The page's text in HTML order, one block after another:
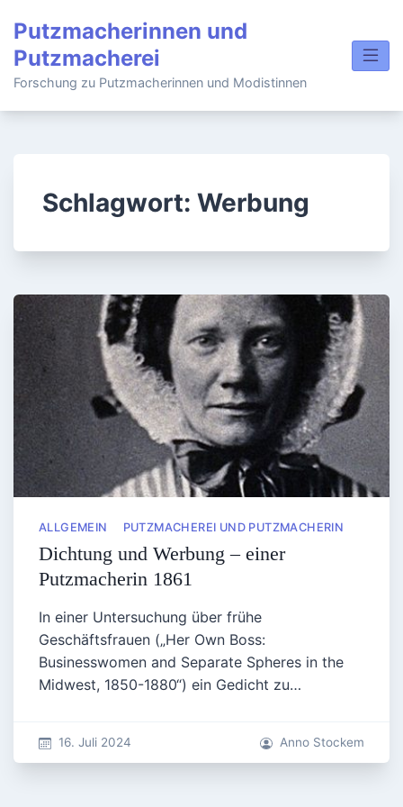
content
Putzmacherinnen und
Putzmacherei
Forschung zu Putzmacherinnen und Modistinnen
Schlagwort: Werbung
ALLGEMEIN PUTZMACHEREI UND PUTZMACHERIN
Dichtung und Werbung – einer
Putzmacherin 1861
In einer Untersuchung über frühe
Geschäftsfrauen („Her Own Boss:
Businesswomen and Separate Spheres in the
Midwest, 1850-1880“) ein Gedicht zu…
16. Juli 2024 Anno Stockem